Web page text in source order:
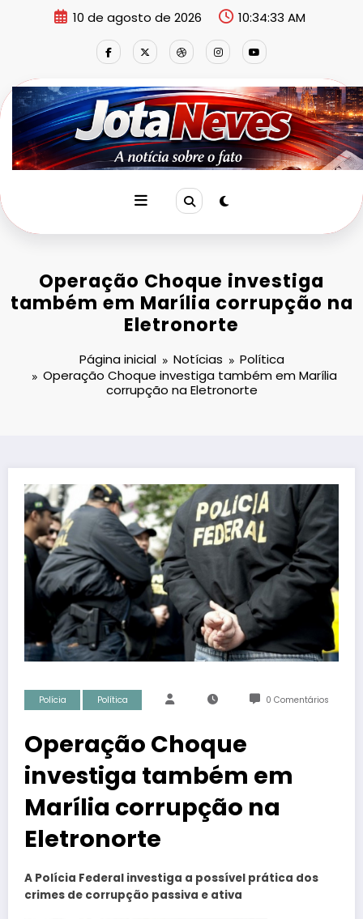
10 de agosto de 2026 10:34:33 AM
Operação Choque investiga
também em Marília corrupção na
Eletronorte
Página inicial Notícias
Política
Operação Choque investiga também em Marília
corrupção na Eletronorte
Polícia Política 0 Comentários
Operação Choque
investiga também em
Marília corrupção na
Eletronorte
A Polícia Federal investiga a possível prática dos
crimes de corrupção passiva e ativa